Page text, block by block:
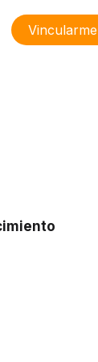
Vincularme